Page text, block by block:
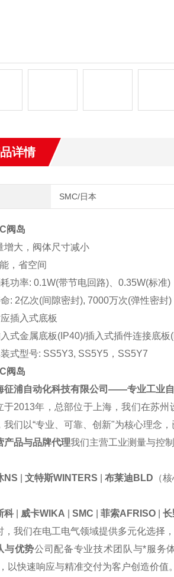
详情
SMC/日本
阀岛
增大，阀体尺寸减小
，省空间
功率: 0.1W(带节电回路)、0.35W(标准)
: 2亿次(间隙密封), 7000万次(弹性密封)
插入式底板
式金属底板(IP40)/插入式插件连接底板
式型号: SS5Y3, SS5Y5，SS5Y7
阀岛
征浦自动化科技有限公司 ——专业工业
于2013年，总部位于上海，我们在苏
我们以“专业、可靠、创新"为核心理念
产品与品牌代理我们主营工业测量与控
NS 文特斯WINTERS 布莱迪 BLD （
科| 威卡WIKA SMC 菲索AFRISO| 长
，我们在电工电气领域提供多元化选择，
与优势公司配备专业技术团队与*服务
，以快速响应与精准交付为客户创造价值。